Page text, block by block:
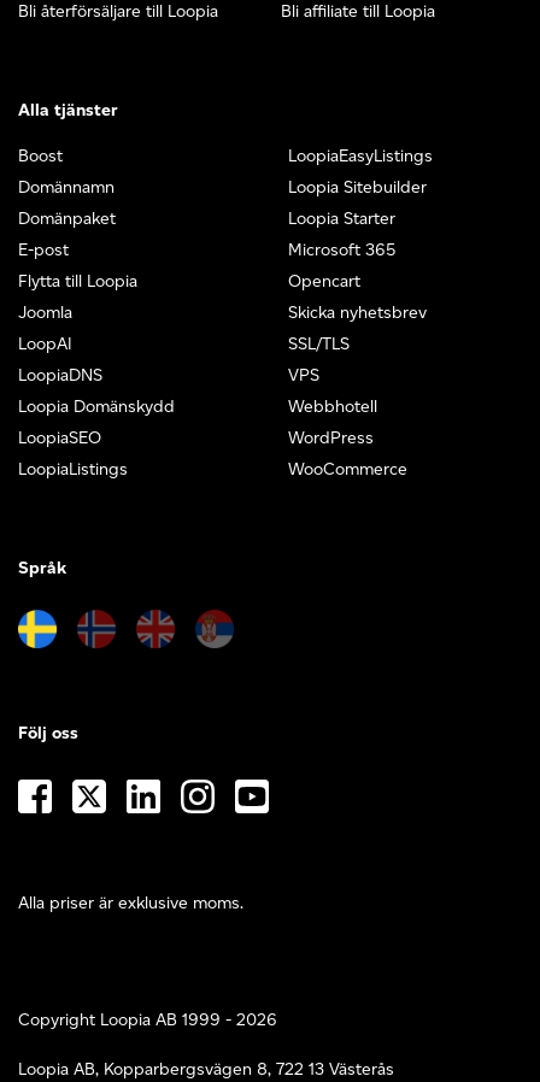
Bli återförsäljare till Loopia Bli affiliate till Loopia
Alla tjänster
Boost
Domännamn
Domänpaket
E-post
Flytta till Loopia
Joomla
LoopAI
LoopiaDNS
Loopia Domänskydd
LoopiaSEO
LoopiaListings
LoopiaEasyListings
Loopia Sitebuilder
Loopia Starter
Microsoft 365
Opencart
Skicka nyhetsbrev
SSL/TLS
VPS
Webbhotell
WordPress
WooCommerce
Språk
Alla priser är exklusive moms.
Följ oss
Copyright Loopia AB 1999 - 2026
Loopia AB, Kopparbergsvägen 8, 722 13 Västerås